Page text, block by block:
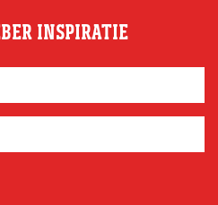
INSPIRATIE